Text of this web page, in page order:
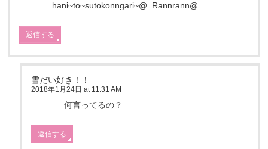
hani~to~sutokonngari~@. Rannrann@
返信する
雪だい好き！！
2018年1月24日 at 11:31 AM
何言ってるの？
返信する